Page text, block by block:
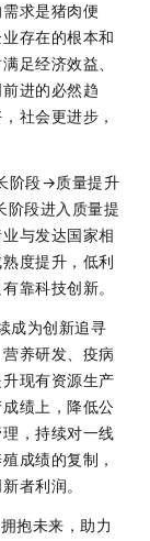
求是猪肉便
存在的根本和
足经济效益、
进的必然趋
社会更进步，
阶段→质量提升
阶段进入质量提
与发达国家相
度提升，低利
靠科技创新。
成为创新追寻
养研发、疫病
现有资源生产
绩上，降低公
，持续对一线
成绩的复制，
者利润。
抱未来，助力